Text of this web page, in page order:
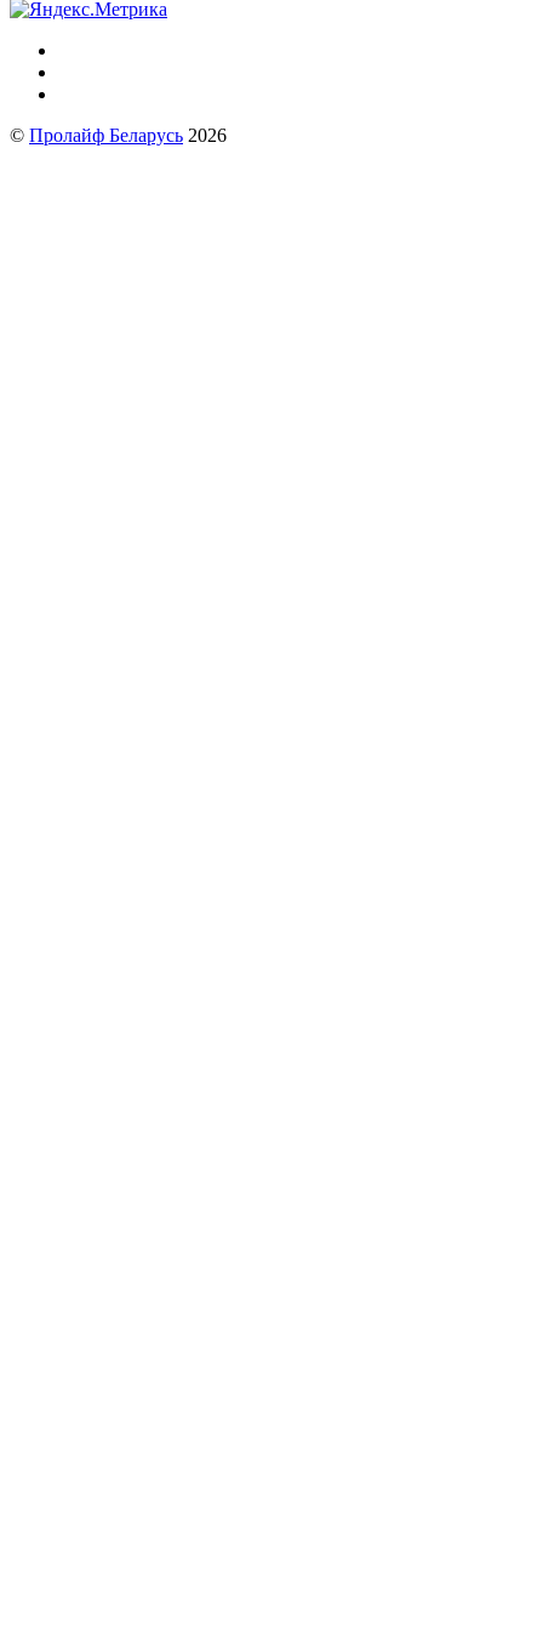
© Пролайф Беларусь 2026